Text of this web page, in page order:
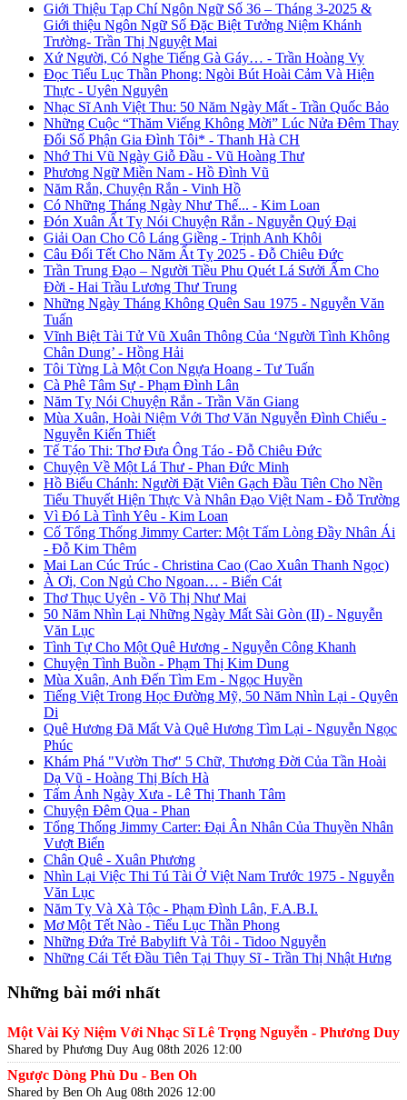
Giới Thiệu Tạp Chí Ngôn Ngữ Số 36 – Tháng 3-2025 &
Giới thiệu Ngôn Ngữ Số Đặc Biệt Tưởng Niệm Khánh
Trường- Trần Thị Nguyệt Mai
Xứ Người, Có Nghe Tiếng Gà Gáy… - Trần Hoàng Vy
Đọc Tiểu Lục Thần Phong: Ngòi Bút Hoài Cảm Và Hiện
Thực - Uyên Nguyên
Nhạc Sĩ Anh Việt Thu: 50 Năm Ngày Mất - Trần Quốc Bảo
Những Cuộc “Thăm Viếng Không Mời” Lúc Nửa Đêm Thay
Đổi Số Phận Gia Đình Tôi* - Thanh Hà CH
Nhớ Thi Vũ Ngày Giỗ Đầu - Vũ Hoàng Thư
Phương Ngữ Miền Nam - Hồ Đình Vũ
Năm Rắn, Chuyện Rắn - Vinh Hồ
Có Những Tháng Ngày Như Thế... - Kim Loan
Đón Xuân Ất Tỵ Nói Chuyện Rắn - Nguyễn Quý Đại
Giải Oan Cho Cô Láng Giềng - Trịnh Anh Khôi
Câu Đối Tết Cho Năm Ất Tỵ 2025 - Đỗ Chiêu Đức
Trần Trung Đạo – Người Tiều Phu Quét Lá Sưởi Ấm Cho
Đời - Hai Trầu Lương Thư Trung
Những Ngày Tháng Không Quên Sau 1975 - Nguyễn Văn
Tuấn
Vĩnh Biệt Tài Tử Vũ Xuân Thông Của ‘Người Tình Không
Chân Dung’ - Hồng Hải
Tôi Từng Là Một Con Ngựa Hoang - Tư Tuấn
Cà Phê Tâm Sự - Phạm Đình Lân
Năm Tỵ Nói Chuyện Rắn - Trần Văn Giang
Mùa Xuân, Hoài Niệm Với Thơ Văn Nguyễn Đình Chiểu -
Nguyễn Kiến Thiết
Tế Táo Thi: Thơ Đưa Ông Táo - Đỗ Chiêu Đức
Chuyện Về Một Lá Thư - Phan Đức Minh
Hồ Biểu Chánh: Người Đặt Viên Gạch Đầu Tiên Cho Nền
Tiểu Thuyết Hiện Thực Và Nhân Đạo Việt Nam - Đỗ Trường
Vì Đó Là Tình Yêu - Kim Loan
Cố Tổng Thống Jimmy Carter: Một Tấm Lòng Đầy Nhân Ái
- Đỗ Kim Thêm
Mai Lan Cúc Trúc - Christina Cao (Cao Xuân Thanh Ngọc)
À Ơi, Con Ngủ Cho Ngoan… - Biển Cát
Thơ Thục Uyên - Võ Thị Như Mai
50 Năm Nhìn Lại Những Ngày Mất Sài Gòn (II) - Nguyễn
Văn Lục
Tình Tự Cho Một Quê Hương - Nguyễn Công Khanh
Chuyện Tình Buồn - Phạm Thị Kim Dung
Mùa Xuân, Anh Đến Tìm Em - Ngọc Huyền
Tiếng Việt Trong Học Đường Mỹ, 50 Năm Nhìn Lại - Quyên
Di
Quê Hương Đã Mất Và Quê Hương Tìm Lại - Nguyễn Ngọc
Phúc
Khám Phá "Vườn Thơ" 5 Chữ, Thương Đời Của Tần Hoài
Dạ Vũ - Hoàng Thị Bích Hà
Tấm Ảnh Ngày Xưa - Lê Thị Thanh Tâm
Chuyện Đêm Qua - Phan
Tổng Thống Jimmy Carter: Đại Ân Nhân Của Thuyền Nhân
Vượt Biển
Chân Quê - Xuân Phương
Nhìn Lại Việc Thi Tú Tài Ở Việt Nam Trước 1975 - Nguyễn
Văn Lục
Năm Tỵ Và Xà Tộc - Phạm Đình Lân, F.A.B.I.
Mơ Một Tết Nào - Tiểu Lục Thần Phong
Những Đứa Trẻ Babylift Và Tôi - Tidoo Nguyễn
Những Cái Tết Đầu Tiên Tại Thụy Sĩ - Trần Thị Nhật Hưng
Những bài mới nhất
Một Vài Kỷ Niệm Với Nhạc Sĩ Lê Trọng Nguyễn - Phương Duy
Shared by Phương Duy Aug 08th 2026 12:00
Ngược Dòng Phù Du - Ben Oh
Shared by Ben Oh Aug 08th 2026 12:00